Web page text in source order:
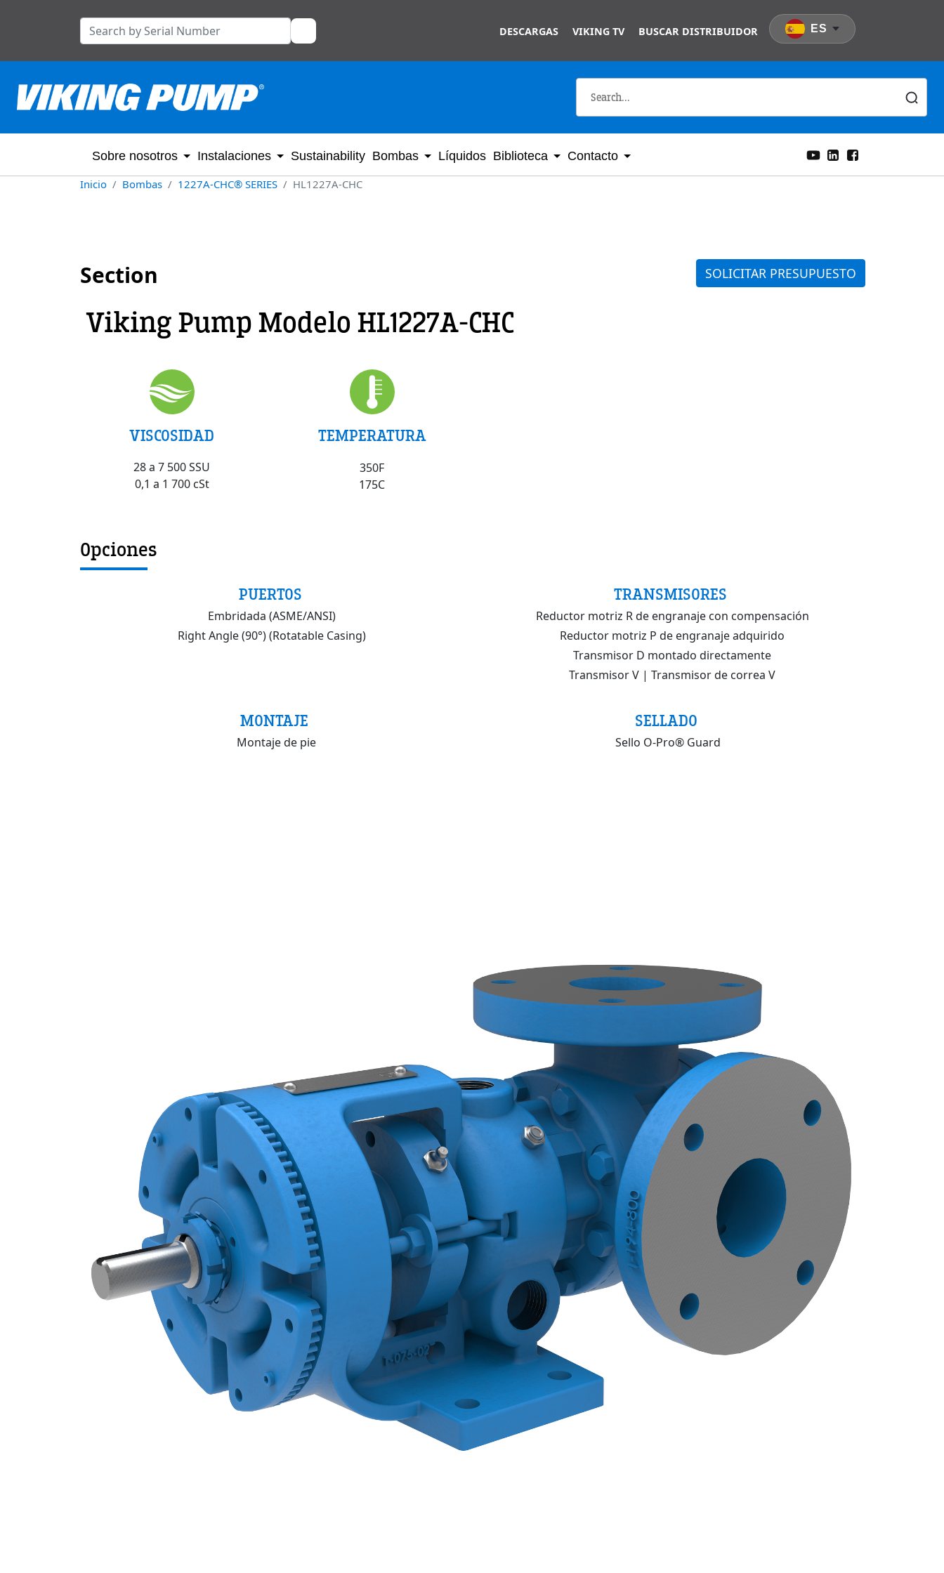
DESCARGAS VIKING TV BUSCAR DISTRIBUIDOR ES
Sobre nosotros Instalaciones Sustainability Bombas Líquidos Biblioteca
Contacto
Inicio
Bombas 1227A-CHC® SERIES HL1227A-CHC
Section
Viking Pump Modelo HL1227A-CHC
VISCOSIDAD
28 a 7 500 SSU
0,1 a 1 700 cSt
TEMPERATURA
350F
175C
Opciones
PUERTOS
Embridada (ASME/ANSI)
Right Angle (90°) (Rotatable Casing)
TRANSMISORES
Reductor motriz R de engranaje con compensación
Reductor motriz P de engranaje adquirido
Transmisor D montado directamente
Transmisor V | Transmisor de correa V
MONTAJE
Montaje de pie
SELLADO
Sello O-Pro® Guard
SOLICITAR PRESUPUESTO